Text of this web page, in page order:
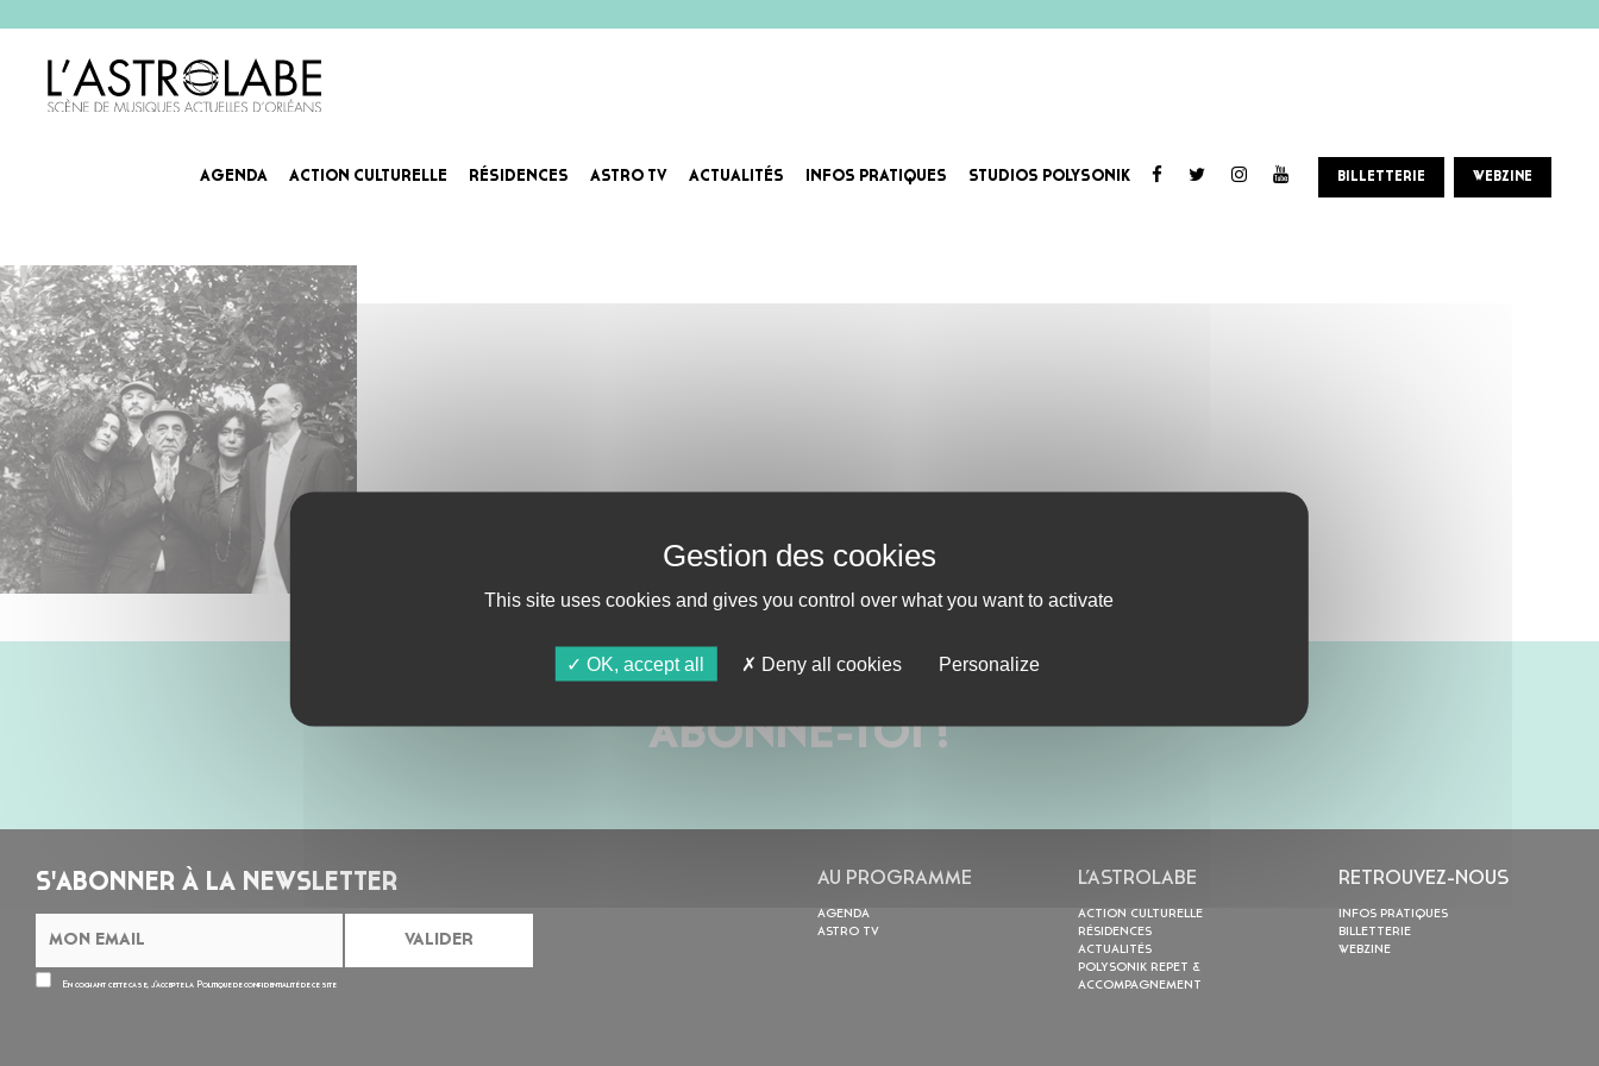
AGENDA ACTION CULTURELLE RÉSIDENCES ASTRO TV ACTUALITÉS INFOS PRATIQUES STUDIOS POLYSONIK BILLETTERIE WEBZINE
ABONNE-TOI !
S'ABONNER À LA NEWSLETTER
En cochant cette case, j’accepte la Politique de confidentialitéde ce site
AU PROGRAMME
AGENDA
ASTRO TV
L’ASTROLABE
ACTION CULTURELLE
RÉSIDENCES
ACTUALITÉS
POLYSONIK REPET &
ACCOMPAGNEMENT
RETROUVEZ-NOUS
INFOS PRATIQUES
BILLETTERIE
WEBZINE
This site uses cookies and gives you control over what you want to activate
OK, accept all Deny all cookies Personalize